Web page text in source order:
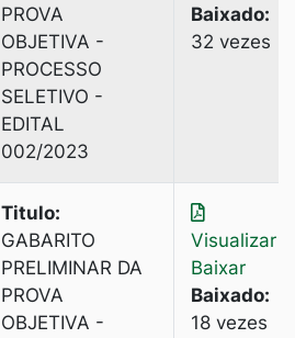
PROVA
OBJETIVA -
PROCESSO
SELETIVO -
EDITAL
002/2023
Baixado:
32 vezes
Titulo:
GABARITO
PRELIMINAR DA
PROVA
OBJETIVA -
Visualizar
Baixar
Baixado:
18 vezes